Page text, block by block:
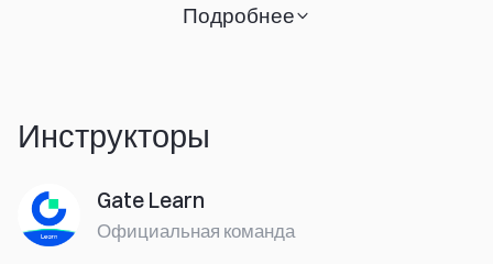
Подробнее
Инструкторы
Gate Learn
Официальная команда